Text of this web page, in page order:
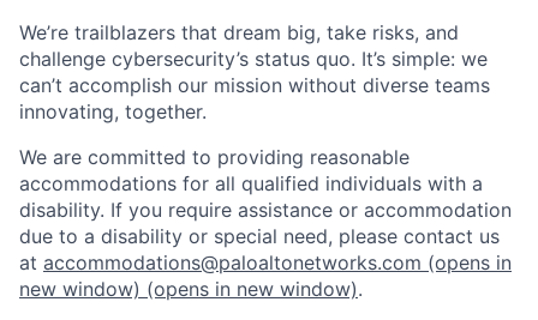
We’re trailblazers that dream big, take risks, and
challenge cybersecurity’s status quo. It’s simple: we
can’t accomplish our mission without diverse teams
innovating, together.
We are committed to providing reasonable
accommodations for all qualified individuals with a
disability. If you require assistance or accommodation
due to a disability or special need, please contact us
at accommodations@paloaltonetworks.com (opens in
new window) (opens in new window).